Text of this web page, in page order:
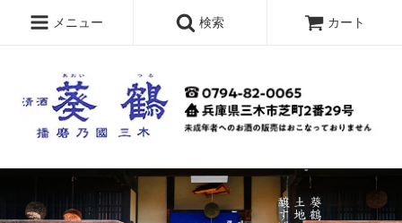
メニュー 検索 カート